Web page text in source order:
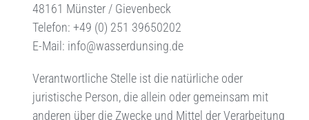
48161 Münster / Gievenbeck
Telefon: +49 (0) 251 39650202
E-Mail: info@wasserdunsing.de
Verantwortliche Stelle ist die natürliche oder
juristische Person, die allein oder gemeinsam mit
anderen über die Zwecke und Mittel der Verarbeitung